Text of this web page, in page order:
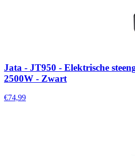
Jata - JT950 - Elektrische
2500W - Zwart
€74,99